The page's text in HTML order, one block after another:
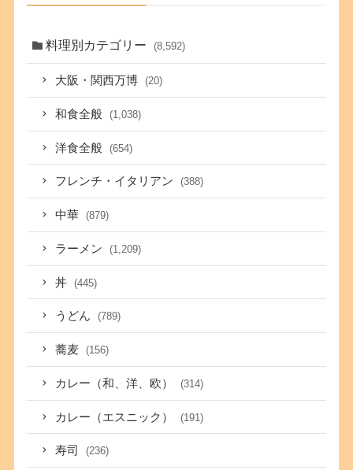
料理別カテゴリー (8,592)
大阪・関西万博 (20)
和食全般 (1,038)
洋食全般 (654)
フレンチ・イタリアン (388)
中華 (879)
ラーメン (1,209)
丼 (445)
うどん (789)
蕎麦 (156)
カレー（和、洋、欧） (314)
カレー（エスニック） (191)
寿司 (236)